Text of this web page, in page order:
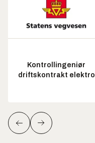
Kontrollingeniør
driftskontrakt elektro